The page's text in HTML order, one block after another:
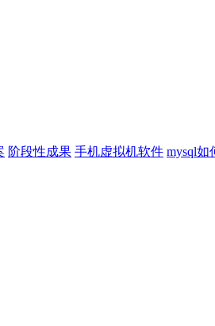
阶段性成果 手机虚拟机软件 mysql如